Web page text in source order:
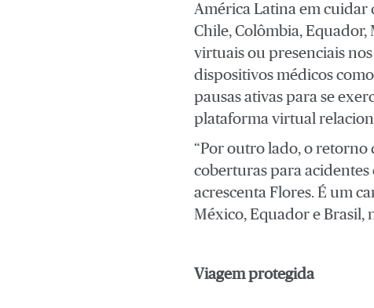
América Latina em cuidar
Chile, Colômbia, Equador,
virtuais ou presenciais
dispositivos médicos
pausas ativas para se
plataforma virtual
“Por outro lado, o retorno
coberturas para acidentes
acrescenta Flores. É um
México, Equador e Brasil,
Viagem protegida